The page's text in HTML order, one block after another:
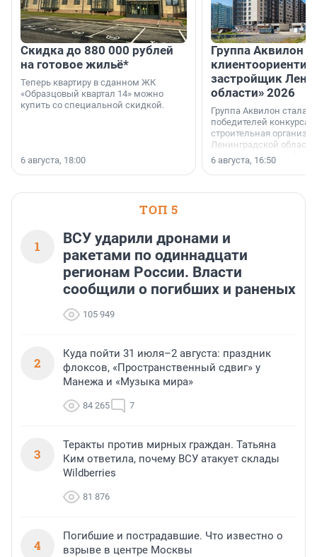
Скидка до 880 000 рублей
на готовое жильё*
Теперь квартиру в сданном ЖК
«Образцовый квартал 14» можно
купить со специальной скидкой.
6 августа, 18:00
Группа Аквилон
застройщик
области» 2026
Группа Аквилон стала
победителей конкурса
строительная
Ленинградской области
номинации «Самый
застройщик
6 августа, 16:50
ТОП 5
1
ВСУ ударили дронами и
ракетами по одиннадцати
регионам России. Власти
сообщили о погибших и раненых
105 949
2
Куда пойти 31 июля–2 августа: праздник
флоксов, «Пространственный сдвиг» у
Манежа и «Музыка мира»
84 265 7
3
Теракты против мирных граждан. Татьяна
Ким ответила, почему ВСУ атакует склады
Wildberries
81 876
4
Погибшие и пострадавшие. Что известно о
взрыве в центре Москвы